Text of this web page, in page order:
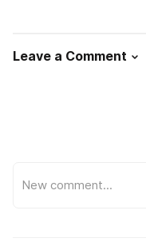
Leave a Comment